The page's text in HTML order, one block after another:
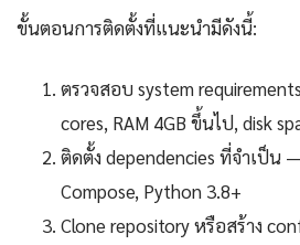
ขั้นตอนการติดตั้งที่แนะนำมีดังนี้:
ตรวจสอบ system
cores, RAM 4GB ขึ้นไป, disk
ติดตั้ง dependencies ที่จำเป็น
Compose, Python 3.8+
Clone repository หรือสร้าง